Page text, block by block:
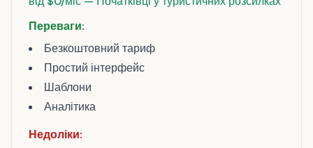
Переваги:
Безкоштовний тариф
Простий інтерфейс
Шаблони
Аналітика
Недоліки: